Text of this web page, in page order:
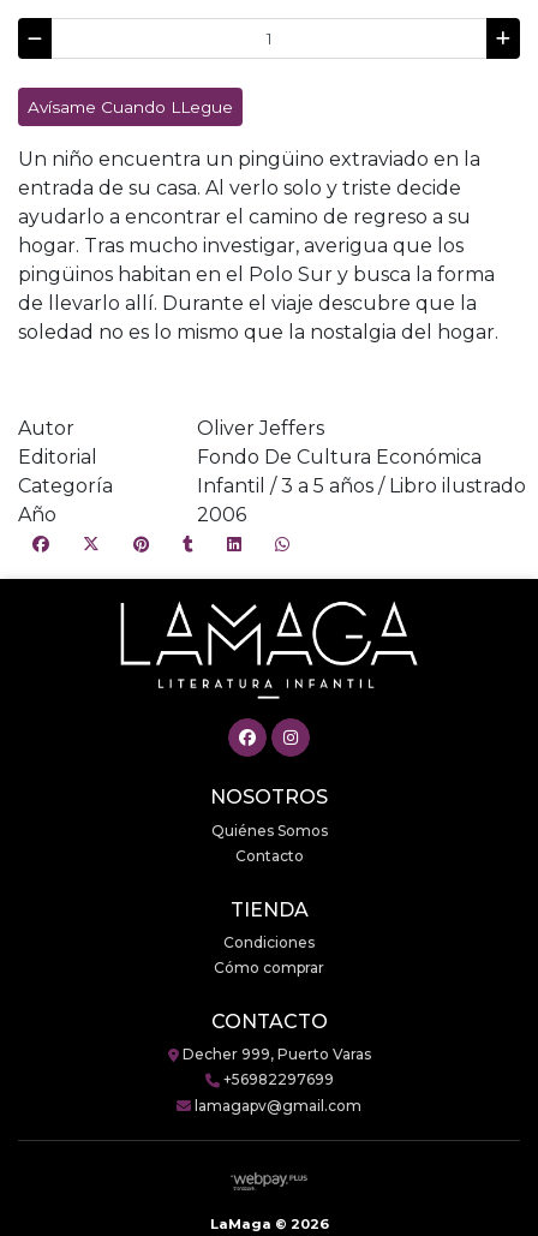
Avísame Cuando LLegue
Un niño encuentra un pingüino extraviado en la
entrada de su casa. Al verlo solo y triste decide
ayudarlo a encontrar el camino de regreso a su
hogar. Tras mucho investigar, averigua que los
pingüinos habitan en el Polo Sur y busca la forma
de llevarlo allí. Durante el viaje descubre que la
soledad no es lo mismo que la nostalgia del hogar.
Autor
Oliver Jeffers
Editorial
Fondo De Cultura Económica
Categoría
Infantil / 3 a 5 años / Libro ilustrado
Año
2006
NOSOTROS
Quiénes Somos
Contacto
TIENDA
Condiciones
Cómo comprar
CONTACTO
Decher 999, Puerto Varas
+56982297699
lamagapv@gmail.com
LaMaga © 2026